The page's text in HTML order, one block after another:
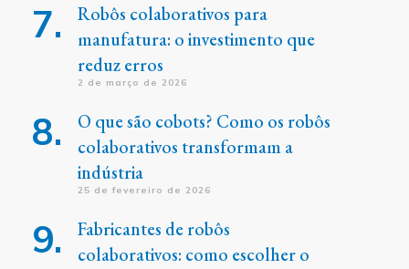
Robôs colaborativos para
manufatura: o investimento que
reduz erros
2 de março de 2026
O que são cobots? Como os robôs
colaborativos transformam a
indústria
25 de fevereiro de 2026
Fabricantes de robôs
colaborativos: como escolher o